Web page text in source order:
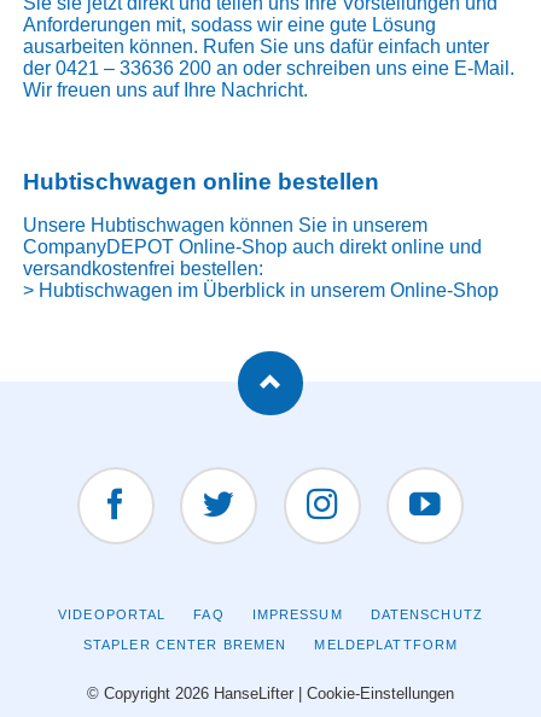
Anforderungen mit, sodass wir eine gute Lösung
ausarbeiten können. Rufen Sie uns dafür einfach unter
der 0421 – 33636 200 an oder schreiben uns eine E-Mail.
Wir freuen uns auf Ihre Nachricht.
Hubtischwagen online bestellen
Unsere Hubtischwagen können Sie in unserem
CompanyDEPOT Online-Shop auch direkt online und
versandkostenfrei bestellen:
> Hubtischwagen im Überblickin unserem Online-Shop
NAVIGATION
ÜBERSPRINGEN
VIDEOPORTAL FAQ IMPRESSUM DATENSCHUTZ
STAPLER CENTER BREMEN MELDEPLATTFORM
© Copyright 2026 HanseLifter | Cookie-Einstellungen